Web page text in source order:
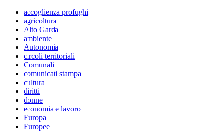
accoglienza profughi
agricoltura
Alto Garda
ambiente
Autonomia
circoli territoriali
Comunali
comunicati stampa
cultura
diritti
donne
economia e lavoro
Europa
Europee